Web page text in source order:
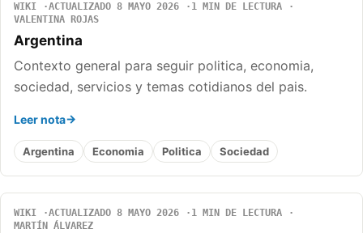
WIKI ACTUALIZADO 8 MAYO 2026
1 MIN DE LECTURA
VALENTINA ROJAS
Argentina
Contexto general para seguir politica, economia,
sociedad, servicios y temas cotidianos del pais.
Leer nota
Argentina Economia Politica Sociedad
WIKI ACTUALIZADO 8 MAYO 2026
1 MIN DE LECTURA
MARTÍN ÁLVAREZ